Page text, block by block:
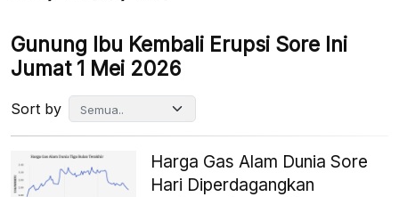
Gunung Ibu Kembali Erupsi Sore Ini
Jumat 1 Mei 2026
Sort by
Harga Gas Alam Dunia Sore
Hari Diperdagangkan